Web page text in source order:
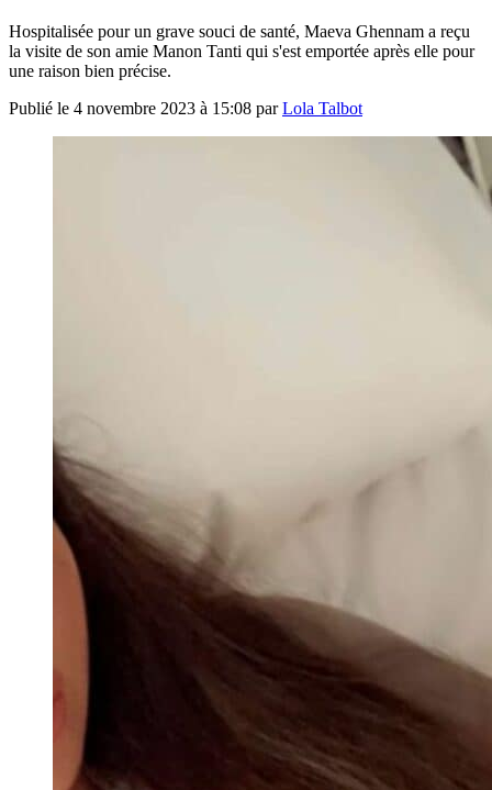
Hospitalisée pour un grave souci de santé, Maeva Ghennam a reçu
la visite de son amie Manon Tanti qui s'est emportée après elle pour
une raison bien précise.
Publié le 4 novembre 2023 à 15:08 parLola Talbot